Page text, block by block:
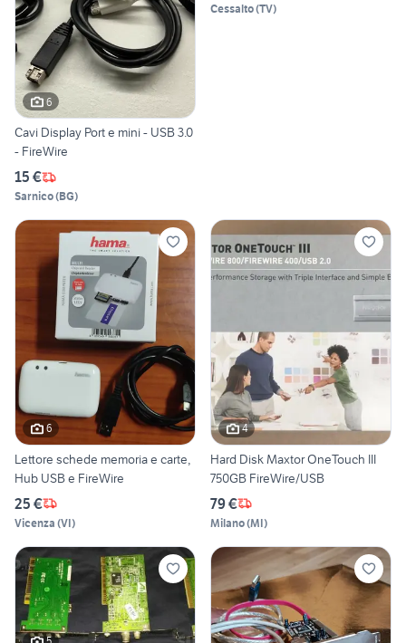
6
Cavi Display Port e mini - USB 3.0
- FireWire
15 €
Sarnico(BG)
Cessalto(TV)
6
Lettore schede memoria e carte,
Hub USB e FireWire
25 €
Vicenza (VI)
4
Hard Disk Maxtor OneTouch III
750GB FireWire/USB
79 €
Milano(MI)